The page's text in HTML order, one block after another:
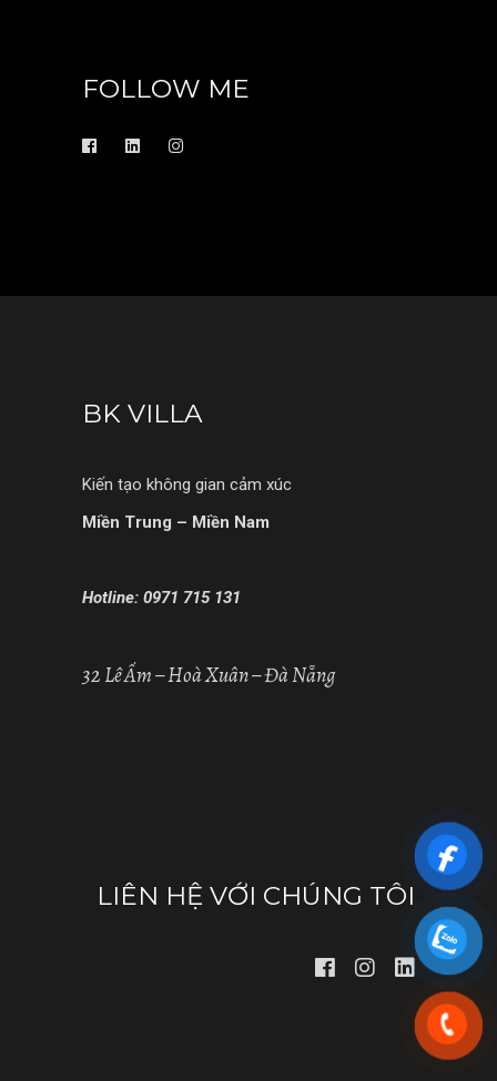
FOLLOW ME
BK VILLA
Kiến tạo không gian cảm xúc
Miền Trung – Miền Nam
Hotline: 0971 715 131
32 Lê Ấm – Hoà Xuân – Đà Nẵng
LIÊN HỆ VỚI CHÚNG TÔI